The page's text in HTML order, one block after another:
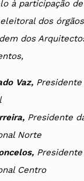
à participação
dos
dos
Vaz, Presidente
Presidente
Norte
Centro